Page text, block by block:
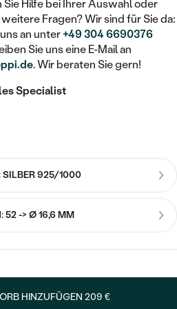
ZUM
ZUM EINFASSEN
DIAMANT
DIAMANTEN
Sie Hilfe bei Ihrer Auswahl oder
weitere Fragen? Wir sind für Sie da:
an unter+49 304 6690376
Sie uns eine E-Mail an
. Wir beraten Sie gern!
Specialist
SILBER 925/1000
52 -> Ø 16,6 MM
HINZUFÜGEN 209 €